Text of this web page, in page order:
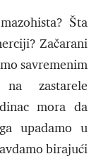
Šta
Začarani
savremenim
zastarele
mora da
upadamo u
birajući